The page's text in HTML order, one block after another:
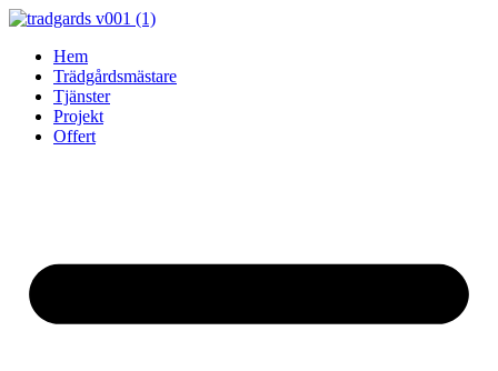
Skip
contentHem
Trädgårdsmästare
Tjänster
Projekt
Offert